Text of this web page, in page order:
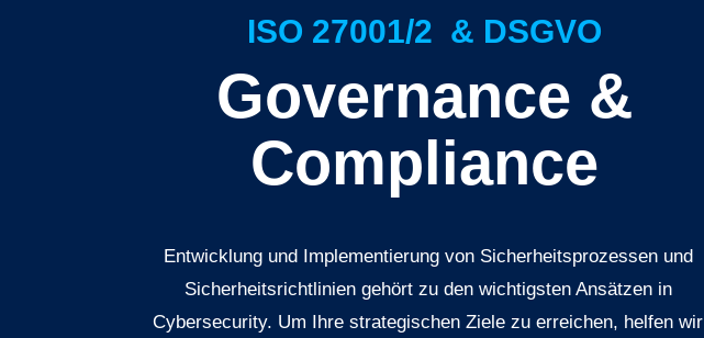
ISO 27001/2 & DSGVO
Governance &
Compliance
Entwicklung und Implementierung von Sicherheitsprozessen und
Sicherheitsrichtlinien gehört zu den wichtigsten Ansätzen in
Cybersecurity. Um Ihre strategischen Ziele zu erreichen, helfen wir